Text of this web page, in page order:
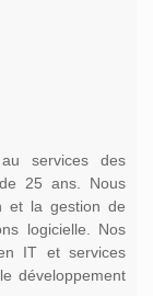
services des
25 ans. Nous
et la gestion de
logicielle. Nos
IT et services
développement